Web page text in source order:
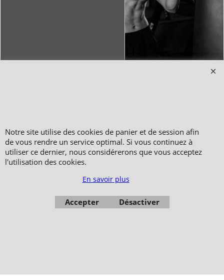
FRANCE
Paiement sécurisé via Systempay CAISSE D’ÉPARGNE et PAYPAL
Nos prix sont affichés en HT et en TTC (hors frais de port) dont TVA 5.5 % et 20,0
% incluses, selon les articles
Photos non contractuelles - Reproduction interdite
Notre site utilise des cookies de panier et de session afin
de vous rendre un service optimal. Si vous continuez à
utiliser ce dernier, nous considérerons que vous acceptez
l'utilisation des cookies.
En savoir plus
Accepter Désactiver